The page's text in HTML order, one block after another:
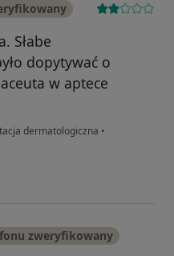
Słabe
dopytywać o
w aptece
dermatologiczna •
zweryfikowany